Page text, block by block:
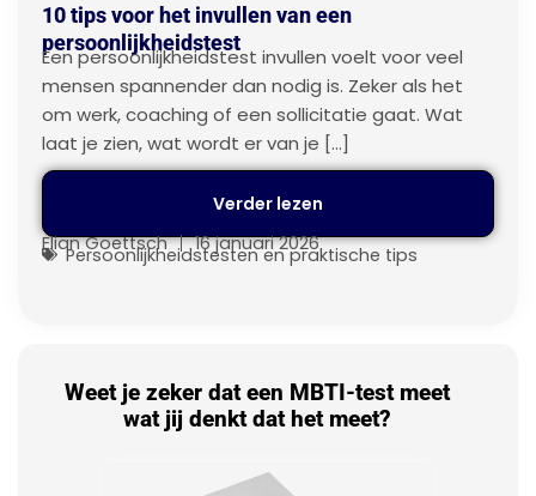
10 tips voor het invullen van een
persoonlijkheidstest
Een persoonlijkheidstest invullen voelt voor veel
mensen spannender dan nodig is. Zeker als het
om werk, coaching of een sollicitatie gaat. Wat
laat je zien, wat wordt er van je […]
Verder lezen
Elian Goettsch
16 januari 2026
Persoonlijkheidstesten en praktische tips
Weet je zeker dat een MBTI-test meet
wat jij denkt dat het meet?